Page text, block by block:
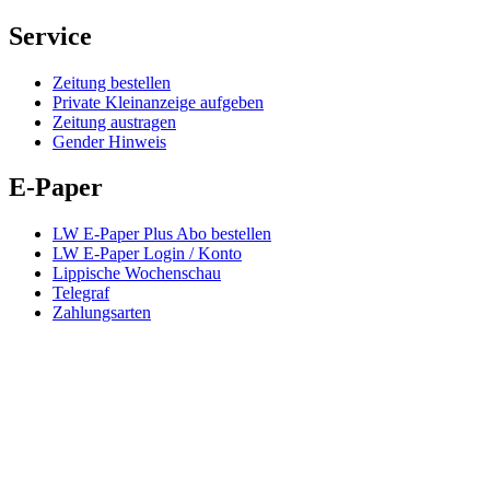
Service
Zeitung bestellen
Private Kleinanzeige aufgeben
Zeitung austragen
Gender Hinweis
E-Paper
LW E-Paper Plus Abo bestellen
LW E-Paper Login / Konto
Lippische Wochenschau
Telegraf
Zahlungsarten